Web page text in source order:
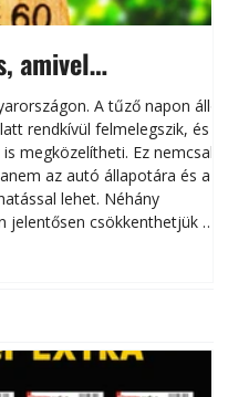
amivel
a nyári károktól
A tűző napon álló
rendkívül felmelegszik, és
megközelítheti. Ez nemcsak
az autó állapotára és a
lehet. Néhány
jelentősen csökkenthetjük a